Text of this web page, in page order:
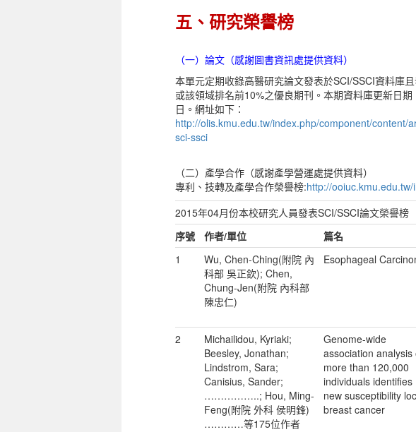
五、研究榮譽榜
（一）論文（感謝圖書資訊處提供資料）
本單元定期收錄高醫研究論文發表於SCI/SSCI資料庫
或該領域排名前10%之優良期刊。本期資料庫更新日
日。網址如下：
http://olis.kmu.edu.tw/index.php/component/content/
sci-ssci
（二）產學合作（感謝產學營運處提供資料）
專利、技轉及產學合作榮譽榜:http://
2015年04月份本校研究人員發表SCI/SSCI論文榮譽榜
序號
作者/單位 篇名
1
Wu, Chen-Ching(附院 內
科部 吳正欽); Chen,
Chung-Jen(附院 內科部
陳忠仁)
Esophageal
2
Michailidou, Kyriaki;
Beesley, Jonathan;
Lindstrom, Sara;
Canisius, Sander;
……………..; Hou, Ming-
Feng(附院 外科 侯明鋒)
…………等175位作者
Genome-wide
association analysis
more than 120,000
individuals identifies
new susceptibility
breast cancer